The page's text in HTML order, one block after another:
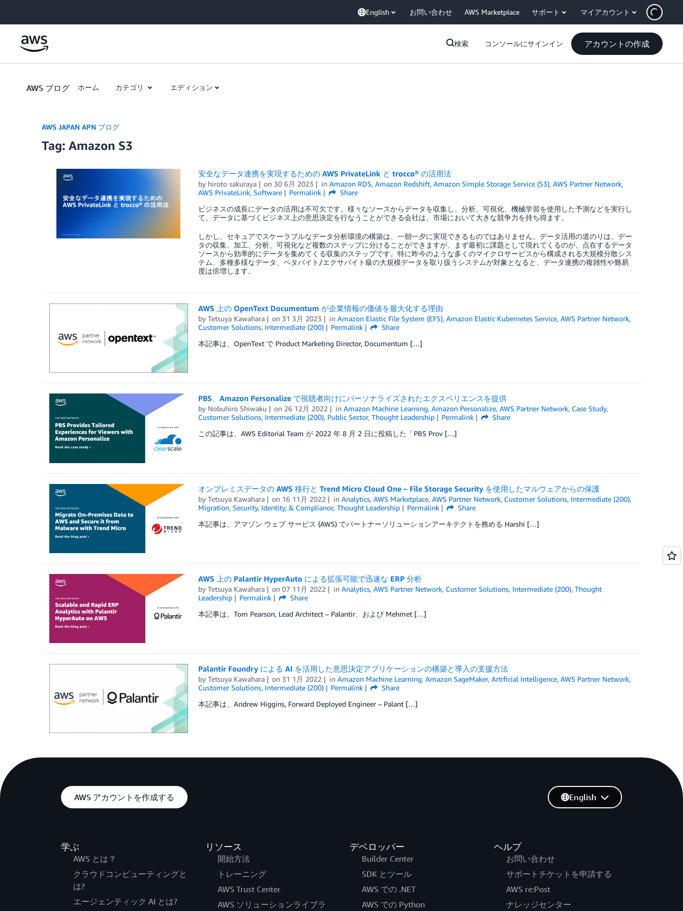
English お問い合わせ AWS Marketplace サポート マイアカウント
検索 コンソールにサインイン アカウントの作成
AWS ブログ ホーム カテゴリ エディション
AWS JAPAN APN ブログ
Tag: Amazon S3
安全なデータ連携を実現するための AWS PrivateLink と trocco® の活用法
by hiroto sakuraya on 30 6月 2023 inAmazon RDS,Amazon Redshift,Amazon Simple Storage Service (S3),AWS Partner Network,
AWS PrivateLink, Software Permalink
Share
ビジネスの成長にデータの活用は不可欠です。様々なソースからデータを収集し、分析、可視化、機械学習を使用した予測などを実行し
て、データに基づくビジネス上の意思決定を行なうことができる会社は、市場において大きな競争力を持ち得ます。
しかし、セキュアでスケーラブルなデータ分析環境の構築は、一朝一夕に実現できるものではありません。データ活用の道のりは、デー
タの収集、加工、分析、可視化など複数のステップに分けることができますが、まず最初に課題として現れてくるのが、点在するデータ
ソースから効率的にデータを集めてくる収集のステップです。特に昨今のような多くのマイクロサービスから構成される大規模分散シス
テム、多種多様なデータ、ペタバイト/エクサバイト級の大規模データを取り扱うシステムが対象となると、データ連携の複雑性や難易
度は倍増します。
AWS 上の OpenText Documentum が企業情報の価値を最大化する理由
by Tetsuya Kawahara on 31 3月 2023 inAmazon Elastic File System (EFS),Amazon Elastic Kubernetes Service,AWS Partner Network,
Customer Solutions, Intermediate (200) Permalink
Share
本記事は、OpenText で Product Marketing Director, Documentum […]
PBS、Amazon Personalize で視聴者向けにパーソナライズされたエクスペリエンスを提供
by Nobuhiro Shiwaku on 26 12月 2022 inAmazon Machine Learning,Amazon Personalize,AWS Partner Network, Case Study,
Customer Solutions, Intermediate (200), Public Sector, Thought Leadership Permalink
Share
この記事は、AWS Editorial Team が 2022 年 8 月 2 日に投稿した「PBS Prov […]
オンプレミスデータの AWS 移行と Trend Micro Cloud One – File Storage Security を使用したマルウェアからの保護
by Tetsuya Kawahara on 16 11月 2022 inAnalytics,AWS Marketplace,AWS Partner Network, Customer Solutions, Intermediate (200),
Migration, Security, Identity, & Compliance, Thought Leadership Permalink
Share
本記事は、アマゾン ウェブ サービス (AWS) でパートナーソリューションアーキテクトを務める Harshi […]
AWS 上の Palantir HyperAuto による拡張可能で迅速な ERP 分析
by Tetsuya Kawahara on07 11月 2022 inAnalytics,AWS Partner Network, Customer Solutions, Intermediate (200),Thought
Leadership
Permalink
Share
本記事は、Tom Pearson, Lead Architect – Palantir、および Mehmet […]
Palantir Foundry による AI を活用した意思決定アプリケーションの構築と導入の支援方法
by Tetsuya Kawahara on 31 1月 2022 inAmazon Machine Learning,Amazon SageMaker,Artificial Intelligence,AWS Partner Network,
Customer Solutions, Intermediate (200) Permalink
Share
本記事は、Andrew Higgins, Forward Deployed Engineer – Palant […]
AWS アカウントを作成する
学ぶ
AWS とは？
クラウドコンピューティングと
は?
エージェンティック AI とは?
リソース
開始方法
トレーニング
AWS Trust Center
AWS ソリューションライブラ
デベロッパー
Builder Center
SDK とツール
AWS での .NET
AWS での Python
ヘルプ
お問い合わせ
サポートチケットを申請する
AWS re:Post
ナレッジセンター
English